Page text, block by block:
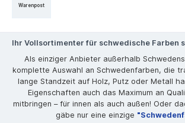
Warenpost
Ihr Vollsortimenter für schwedische Farben
Als einziger Anbieter außerhalb
komplette Auswahl an Schwedenfarben, die
lange Standzeit auf Holz, Putz oder Metall
Eigenschaften auch das Maximum an
mitbringen – für innen als auch außen! Oder
gäbe nur eine einzige